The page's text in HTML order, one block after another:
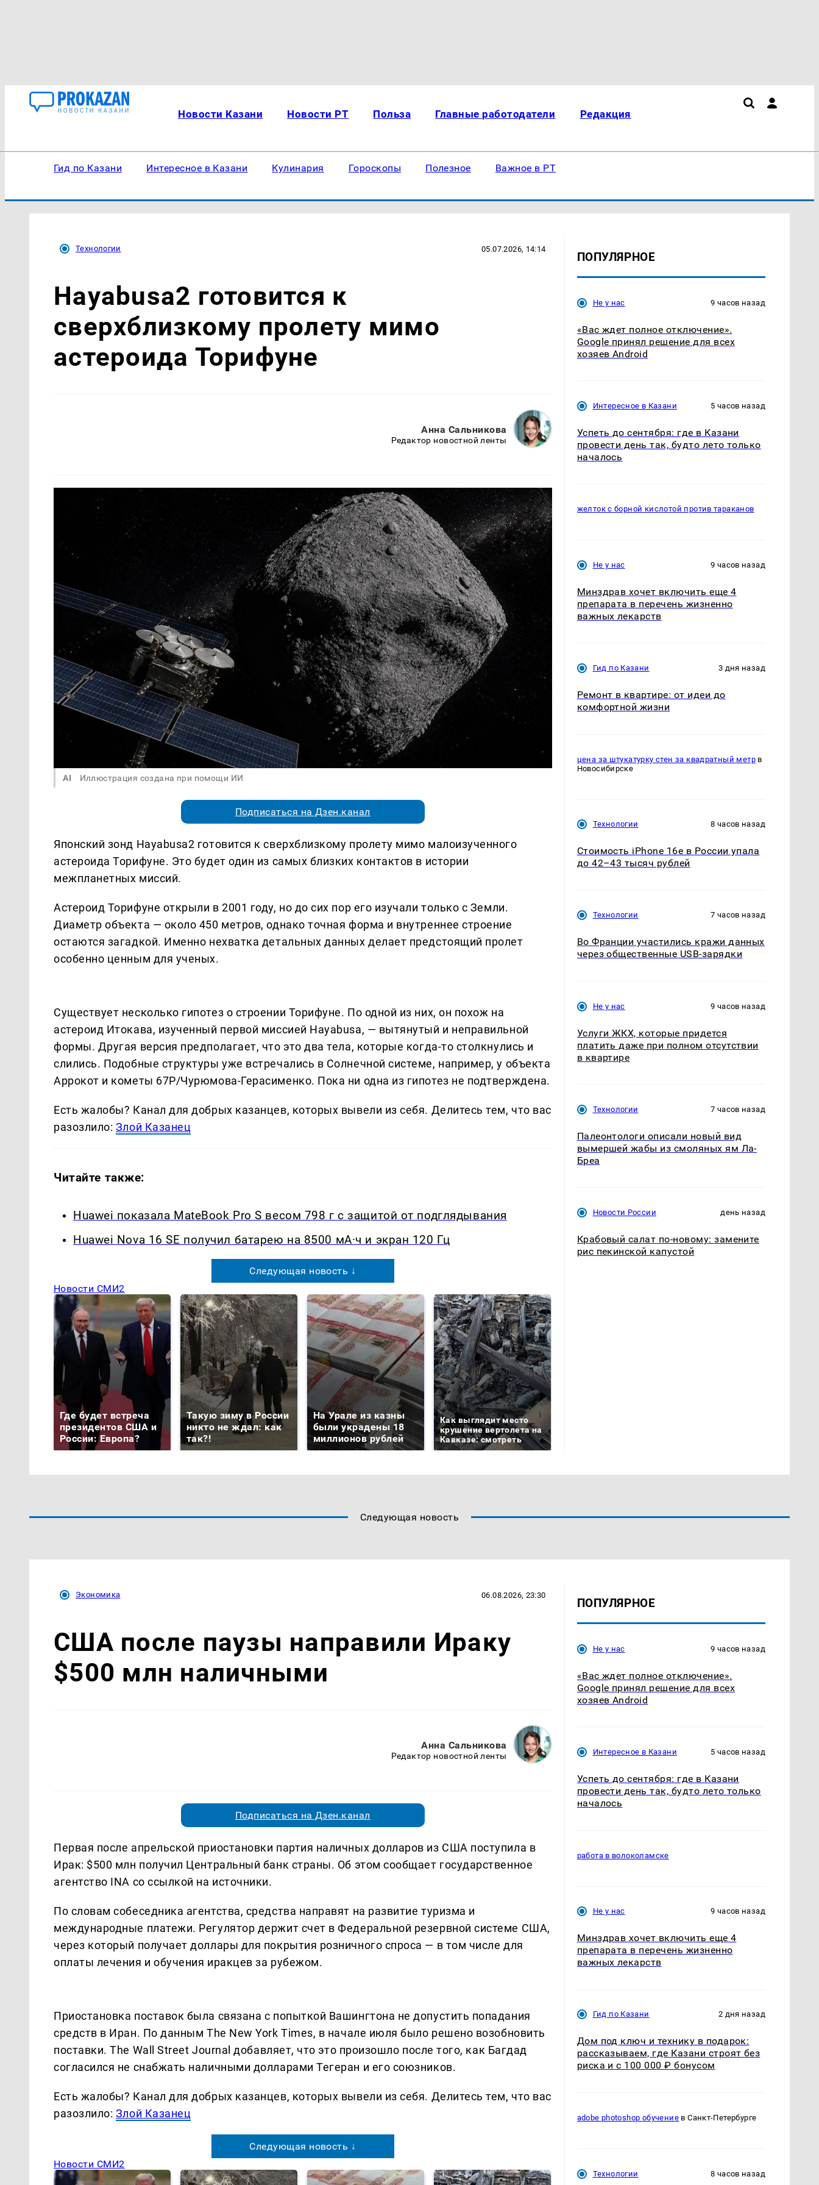
Новости Казани Новости РТ Польза Главные работодатели Редакция
Гид по Казани Интересное в Казани Кулинария Гороскопы Полезное Важное в РТ
Технологии 05.07.2026, 14:14
Hayabusa2 готовится к
сверхблизкому пролету мимо
астероида Торифуне
Анна Сальникова
Редактор новостной ленты
AI Иллюстрация создана при помощи ИИ
Подписаться на Дзен.канал
Японский зонд Hayabusa2 готовится к сверхблизкому пролету мимо малоизученного
астероида Торифуне. Это будет один из самых близких контактов в истории
межпланетных миссий.
Астероид Торифуне открыли в 2001 году, но до сих пор его изучали только с Земли.
Диаметр объекта — около 450 метров, однако точная форма и внутреннее строение
остаются загадкой. Именно нехватка детальных данных делает предстоящий пролет
особенно ценным для ученых.
Существует несколько гипотез о строении Торифуне. По одной из них, он похож на
астероид Итокава, изученный первой миссией Hayabusa, — вытянутый и неправильной
формы. Другая версия предполагает, что это два тела, которые когда-то столкнулись и
слились. Подобные структуры уже встречались в Солнечной системе, например, у объекта
Аррокот и кометы 67P/Чурюмова-Герасименко. Пока ни одна из гипотез не подтверждена.
Есть жалобы? Канал для добрых казанцев, которых вывели из себя. Делитеcь тем, что вас
разозлило: Злой Казанец
Читайте также:
Huawei показала MateBook Pro S весом 798 г с защитой от подглядывания
Huawei Nova 16 SE получил батарею на 8500 мА·ч и экран 120 Гц
Следующая новость ↓
Новости СМИ2
Где будет встреча
президентов США и
России: Европа?
Такую зиму в России
никто не ждал: как
так?!
На Урале из казны
были украдены 18
миллионов рублей
Как выглядит место
крушение вертолета на
Кавказе: смотреть
ПОПУЛЯРНОЕ
Не у нас 9 часов назад
«Вас ждет полное отключение».
Google принял решение для всех
хозяев Android
Интересное в Казани 5 часов назад
Успеть до сентября: где в Казани
провести день так, будто лето только
началось
желток с борной кислотой против тараканов
Не у нас 9 часов назад
Минздрав хочет включить еще 4
препарата в перечень жизненно
важных лекарств
Гид по Казани 3 дня назад
Ремонт в квартире: от идеи до
комфортной жизни
цена за штукатурку стен за квадратный метрв
Новосибирске
Технологии 8 часов назад
Стоимость iPhone 16e в России упала
до 42–43 тысяч рублей
Технологии 7 часов назад
Во Франции участились кражи данных
через общественные USB-зарядки
Не у нас 9 часов назад
Услуги ЖКХ, которые придется
платить даже при полном отсутствии
в квартире
Технологии 7 часов назад
Палеонтологи описали новый вид
вымершей жабы из смоляных ям Ла-
Бреа
Новости России день назад
Крабовый салат по-новому: замените
рис пекинской капустой
Следующая новость
Экономика 06.08.2026, 23:30
США после паузы направили Ираку
$500 млн наличными
Анна Сальникова
Редактор новостной ленты
Подписаться на Дзен.канал
Первая после апрельской приостановки партия наличных долларов из США поступила в
Ирак: $500 млн получил Центральный банк страны. Об этом сообщает государственное
агентство INA со ссылкой на источники.
По словам собеседника агентства, средства направят на развитие туризма и
международные платежи. Регулятор держит счет в Федеральной резервной системе США,
через который получает доллары для покрытия розничного спроса — в том числе для
оплаты лечения и обучения иракцев за рубежом.
Приостановка поставок была связана с попыткой Вашингтона не допустить попадания
средств в Иран. По данным The New York Times, в начале июля было решено возобновить
поставки. The Wall Street Journal добавляет, что это произошло после того, как Багдад
согласился не снабжать наличными долларами Тегеран и его союзников.
Есть жалобы? Канал для добрых казанцев, которых вывели из себя. Делитеcь тем, что вас
разозлило: Злой Казанец
Следующая новость ↓
Новости СМИ2
ПОПУЛЯРНОЕ
Не у нас 9 часов назад
«Вас ждет полное отключение».
Google принял решение для всех
хозяев Android
Интересное в Казани 5 часов назад
Успеть до сентября: где в Казани
провести день так, будто лето только
началось
работа в волоколамске
Не у нас 9 часов назад
Минздрав хочет включить еще 4
препарата в перечень жизненно
важных лекарств
Гид по Казани 2 дня назад
Дом под ключ и технику в подарок:
рассказываем, где Казани строят без
риска и с 100 000 ₽ бонусом
adobe photoshop обучениев Санкт-Петербурге
Технологии 8 часов назад